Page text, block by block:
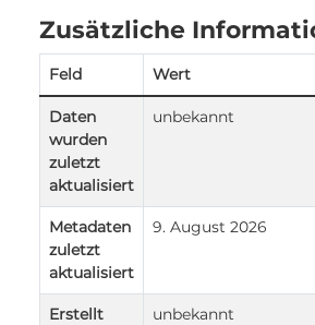
Zusätzliche
Feld Wert
Daten
wurden
zuletzt
aktualisiert
unbekannt
Metadaten
zuletzt
aktualisiert
9. August 2026
Erstellt unbekannt